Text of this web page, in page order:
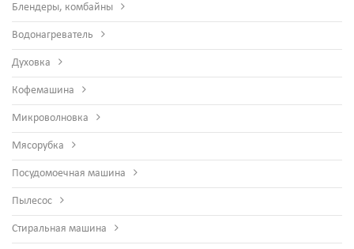
Блендеры, комбайны
Водонагреватель
Духовка
Кофемашина
Микроволновка
Мясорубка
Посудомоечная машина
Пылесос
Стиральная машина